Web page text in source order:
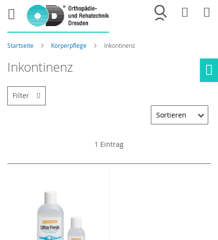
Merkliste
Startseite Körperpflege Inkontinenz
Inkontinenz
1 Eintrag
Filter